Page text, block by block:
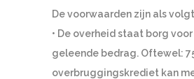
De voorwaarden zijn als
• De overheid staat borg voor
geleende bedrag. Oftewel:
overbruggingskrediet kan